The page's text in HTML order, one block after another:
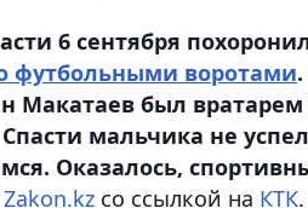
6 сентября
футбольными воротами
Макатаев был
мальчика не
Оказалось,
Zakon.kz со ссылкой на КТК.